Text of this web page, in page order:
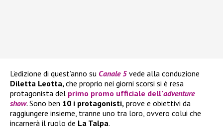
L’edizione di quest’anno su Canale 5 vede alla conduzione
Diletta Leotta,che proprio nei giorni scorsi si è resa
protagonista del primo promo ufficiale dell’adventure
show.Sono ben 10 i protagonisti, prove e obiettivi da
raggiungere insieme, tranne uno tra loro, ovvero colui che
incarnerà il ruolo de La Talpa.